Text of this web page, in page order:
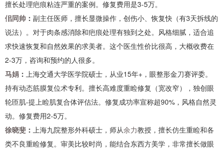
擅长处理疤痕粘连严重的案例。修复费用是3-5万。
佀同帅 ： 副主任医师，擅长显微操作，创伤小、恢复快（有3天拆线的
说法）。对于肉条感消除和疤痕处理有独到之处。风格细腻，适合追
求快速恢复和自然效果的求美者。这个医生性价比很高，大概收费在
2-3万，咨询和预约的人很多。
马娟 ： 上海交通大学医学院硕士，从业15年+，眼整形金刀赛评委。
持有动态筋膜复位术专利。擅长高难度重睑修复（宽改窄），独创眼
轮匝肌-提上睑肌复合体评估法。修复成功率宣称超90%，风格自然灵
动。修复费用2-5万。
徐晓斐 ： 上海九院整形外科硕士，师从余力教授，擅长仿生重睑和各
类不良重睑修复。审美比较时尚，能结合东西方美学，非常擅长做眼